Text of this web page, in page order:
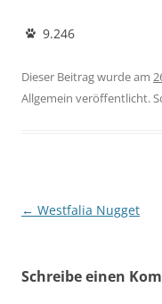
9.246
Dieser Beitrag wurde am
Allgemein veröffentlicht.
Beitragsnavigation
← Westfalia Nugget
Schreibe einen